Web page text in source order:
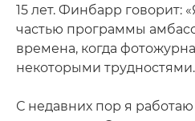
15 лет. Финбарр говорит:
частью программы
времена, когда
некоторыми трудностями.
С недавних пор я